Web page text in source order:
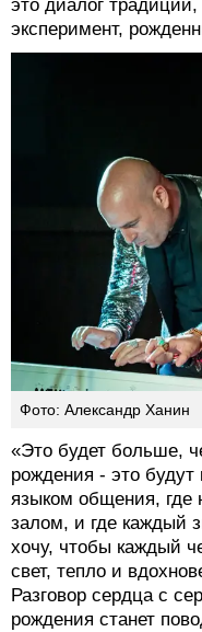
это диалог
эксперимент,
Фото: Александр Ханин
«Это будет больше,
рождения - это будут
языком общения, где
залом, и где каждый
хочу, чтобы каждый
свет, тепло и
Разговор сердца с
рождения станет